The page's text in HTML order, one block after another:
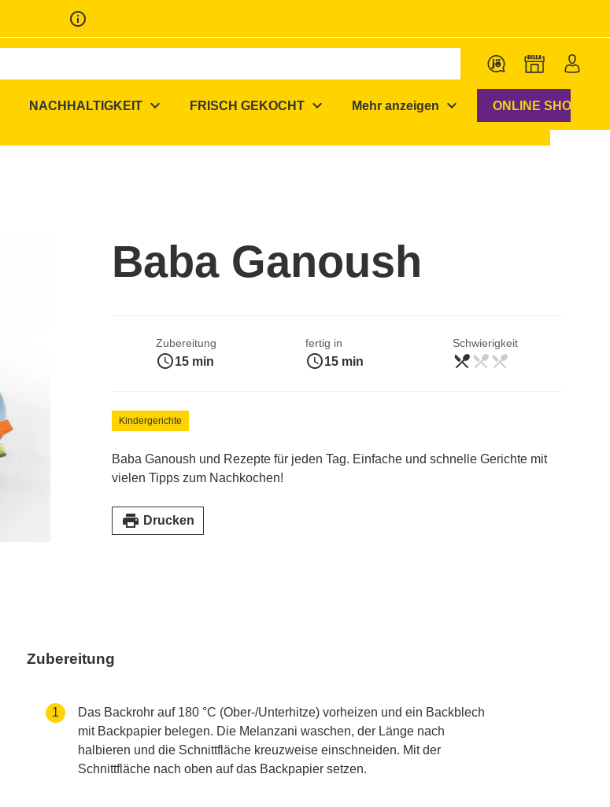
info_outline
NACHHALTIGKEIT expand_more FRISCH GEKOCHT expand_more Mehr anzeigen expand_more ONLINE SHOP
Baba Ganoush
Zubereitung
access_time15 min
fertig in
access_time15 min
Schwierigkeit
leicht
restaurant_menu restaurant_menu restaurant_menu
Kindergerichte
Baba Ganoush und Rezepte für jeden Tag. Einfache und schnelle Gerichte mit
vielen Tipps zum Nachkochen!
print Drucken
Zubereitung
1 accessibility.recipes.cookingstep
Das Backrohr auf 180 °C (Ober-/Unterhitze) vorheizen und ein Backblech
mit Backpapier belegen. Die Melanzani waschen, der Länge nach
halbieren und die Schnittfläche kreuzweise einschneiden. Mit der
Schnittfläche nach oben auf das Backpapier setzen.